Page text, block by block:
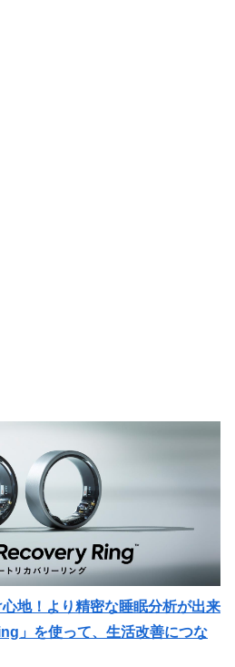
地！より精密な睡眠分析が出来
」を使って、生活改善につな